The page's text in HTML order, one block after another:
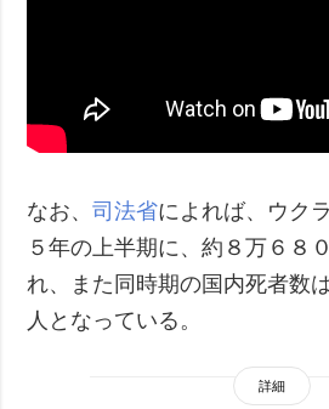
なお、司法省によれば、ウク
５年の上半期に、約８万６８
れ、また同時期の国内死者数
人となっている。
詳細